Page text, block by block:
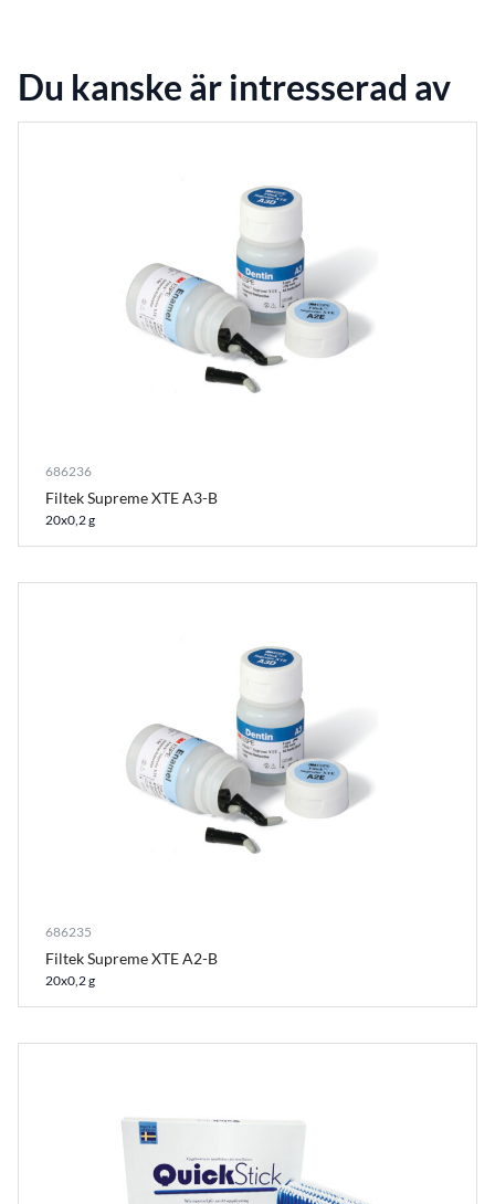
Du kanske är intresserad av
686236
Filtek Supreme XTE A3-B
20x0,2 g
686235
Filtek Supreme XTE A2-B
20x0,2 g